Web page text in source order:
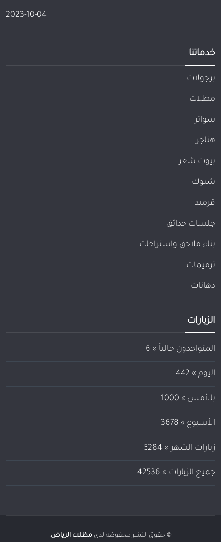
2023-10-04
خدماتنا
برجولات
مظلات
سواتر
هناجر
بيوت شعر
شبوك
قرميد
جلسات حدائق
بناء ملاحق واستراحات
ترميمات
دهانات
الزيارات
المتواجدون حالياً » 6
اليوم » 442
بالأمس » 1000
الأسبوع » 3678
زيارات الشهر » 5284
جميع الزيارات » 42536
© حقوق النشر محفوظه لدى مظلات الرياض.